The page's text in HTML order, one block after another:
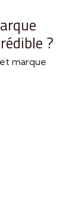
?
marque